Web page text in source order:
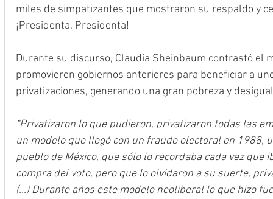
miles de simpatizantes que mostraron su respaldo y
¡Presidenta, Presidenta!
Durante su discurso, Claudia Sheinbaum contrastó el
promovieron gobiernos anteriores para beneficiar a
privatizaciones, generando una gran pobreza y
“Privatizaron lo que pudieron, privatizaron todas las
un modelo que llegó con un fraude electoral en 1988,
pueblo de México, que sólo lo recordaba cada vez que
compra del voto, pero que lo olvidaron a su suerte,
(...) Durante años este modelo neoliberal lo que hizo